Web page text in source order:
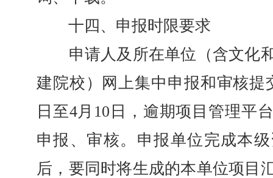
十四、申报时限要求
申请人及所在单位（含文化
建院校）网上集中申报和审核提
日至4月10日，逾期项目管理平
申报、审核。申报单位完成本
后，要同时将生成的本单位项目